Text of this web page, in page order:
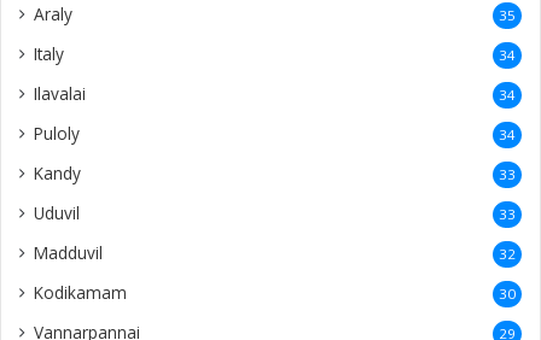
Araly 35
Italy 34
Ilavalai 34
Puloly 34
Kandy 33
Uduvil 33
Madduvil 32
Kodikamam 30
Vannarpannai 29